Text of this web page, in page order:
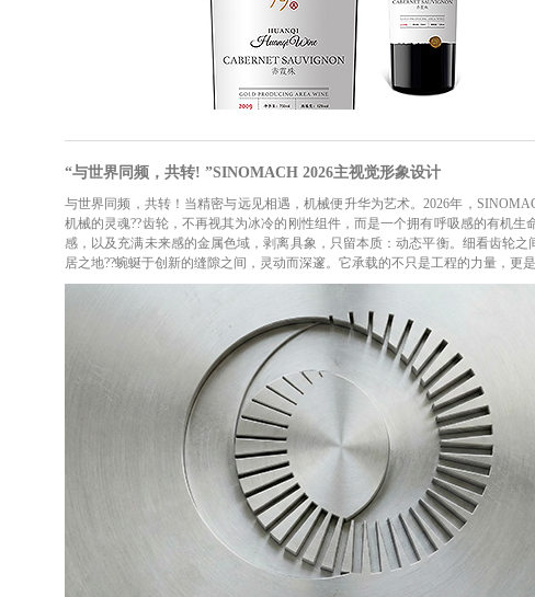
“与世界同频，共转! ”SINOMACH 2026主视觉形象设计
与世界同频，共转！当精密与远见相遇，机械便升华为艺术。2026年，
机械的灵魂??齿轮，不再视其为冰冷的刚性组件，而是一个拥有呼吸感的有机
感，以及充满未来感的金属色域，剥离具象，只留本质：动态平衡。细看齿轮
居之地??蜿蜒于创新的缝隙之间，灵动而深邃。它承载的不只是工程的力量，更